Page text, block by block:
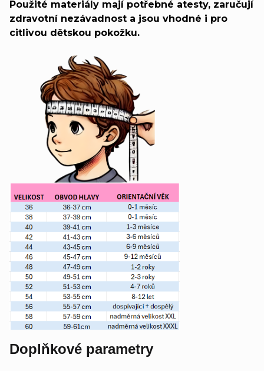
Použité materiály mají potřebné atesty, zaručují
zdravotní nezávadnost a jsou vhodné i pro
citlivou dětskou pokožku.
Doplňkové parametry